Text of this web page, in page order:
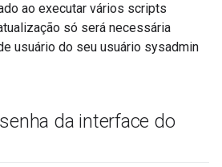
ao executar vários scripts
só será necessária
usuário do seu usuário sysadmin
da interface do